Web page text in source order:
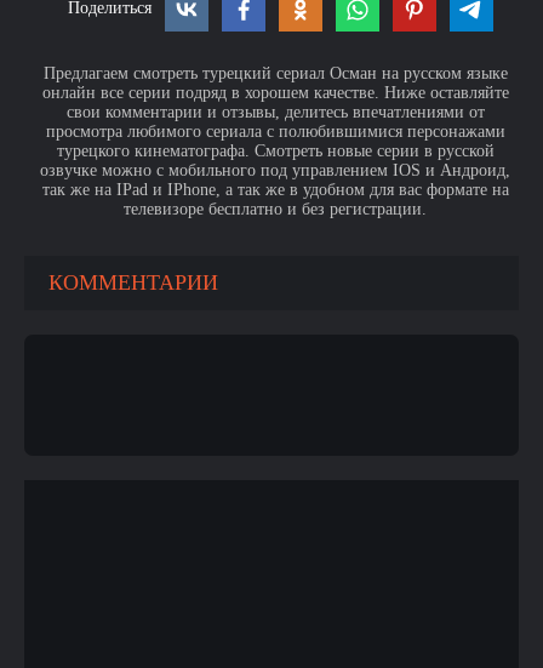
Поделиться
Предлагаем смотреть турецкий сериал Осман на русском языке
онлайн все серии подряд в хорошем качестве. Ниже оставляйте
свои комментарии и отзывы, делитесь впечатлениями от
просмотра любимого сериала с полюбившимися персонажами
турецкого кинематографа. Смотреть новые серии в русской
озвучке можно с мобильного под управлением IOS и Андроид,
так же на IPad и IPhone, а так же в удобном для вас формате на
телевизоре бесплатно и без регистрации.
КОММЕНТАРИИ